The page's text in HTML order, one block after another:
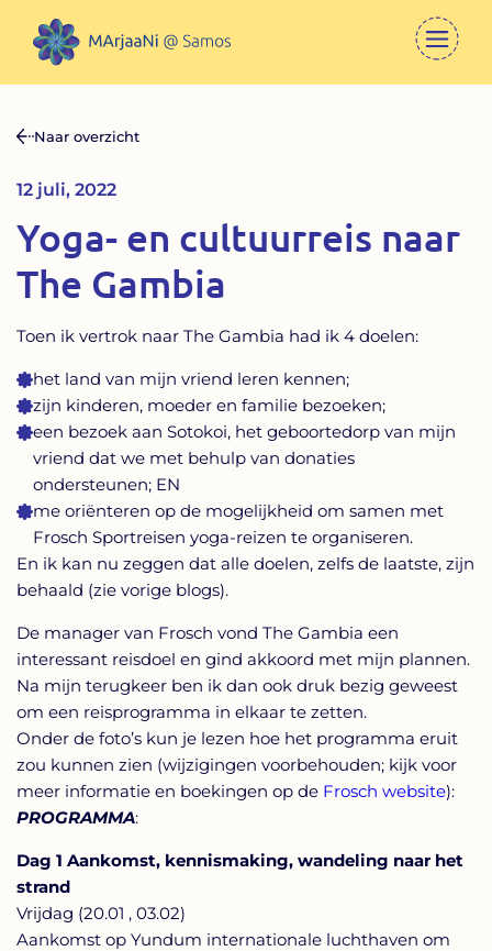
Naar overzicht
12 juli, 2022
Yoga- en cultuurreis naar
The Gambia
Toen ik vertrok naar The Gambia had ik 4 doelen:
het land van mijn vriend leren kennen;
zijn kinderen, moeder en familie bezoeken;
een bezoek aan Sotokoi, het geboortedorp van mijn
vriend dat we met behulp van donaties
ondersteunen; EN
me oriënteren op de mogelijkheid om samen met
Frosch Sportreisen yoga-reizen te organiseren.
En ik kan nu zeggen dat alle doelen, zelfs de laatste, zijn
behaald (zie vorige blogs).
De manager van Frosch vond The Gambia een
interessant reisdoel en gind akkoord met mijn plannen.
Na mijn terugkeer ben ik dan ook druk bezig geweest
om een reisprogramma in elkaar te zetten.
Onder de foto’s kun je lezen hoe het programma eruit
zou kunnen zien (wijzigingen voorbehouden; kijk voor
meer informatie en boekingen op de Frosch website):
PROGRAMMA:
Dag 1 Aankomst, kennismaking, wandeling naar het
strand
Vrijdag (20.01 , 03.02)
Aankomst op Yundum internationale luchthaven om